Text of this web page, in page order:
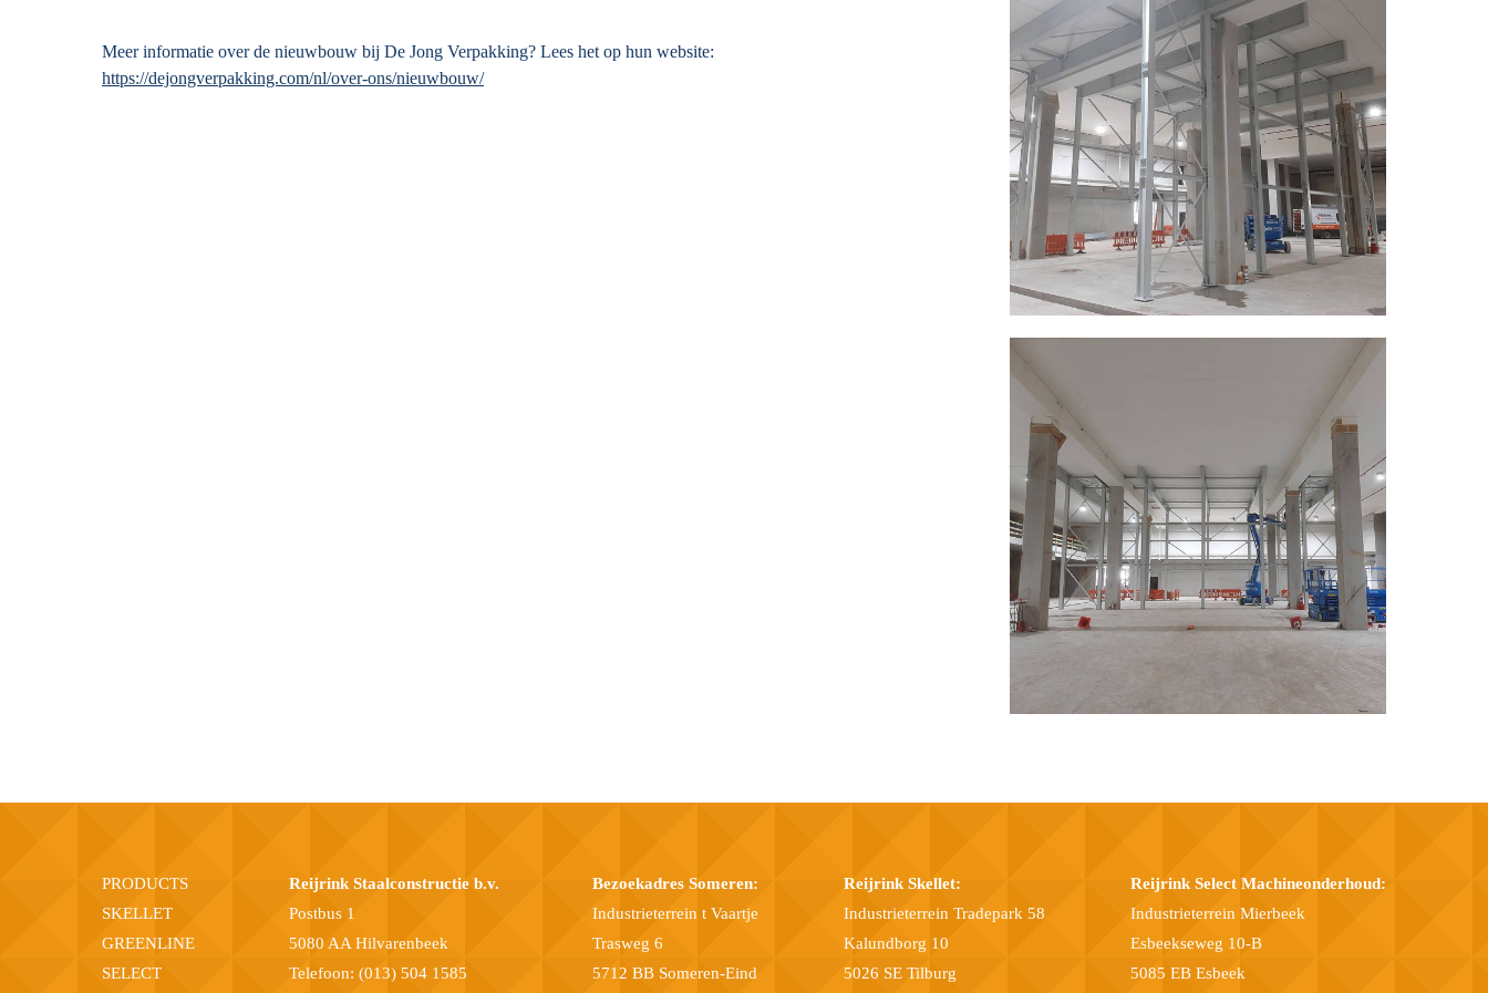
Meer informatie over de nieuwbouw bij De Jong Verpakking? Lees het op hun website:
https://dejongverpakking.com/nl/over-ons/nieuwbouw/
PRODUCTS
SKELLET
GREENLINE
SELECT
Reijrink Staalconstructie b.v.
Postbus 1
5080 AA Hilvarenbeek
Telefoon: (013) 504 1585
Bezoekadres Someren:
Industrieterrein t Vaartje
Trasweg 6
5712 BB Someren-Eind
Reijrink Skellet:
Industrieterrein Tradepark 58
Kalundborg 10
5026 SE Tilburg
Reijrink Select Machineonderhoud:
Industrieterrein Mierbeek
Esbeekseweg 10-B
5085 EB Esbeek